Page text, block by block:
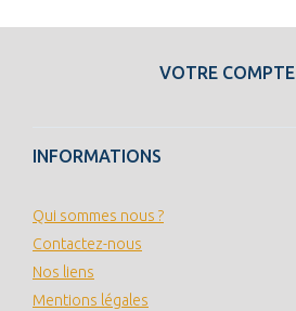
VOTRE COMPTE
INFORMATIONS
Qui sommes nous ?
Contactez-nous
Nos liens
Mentions légales